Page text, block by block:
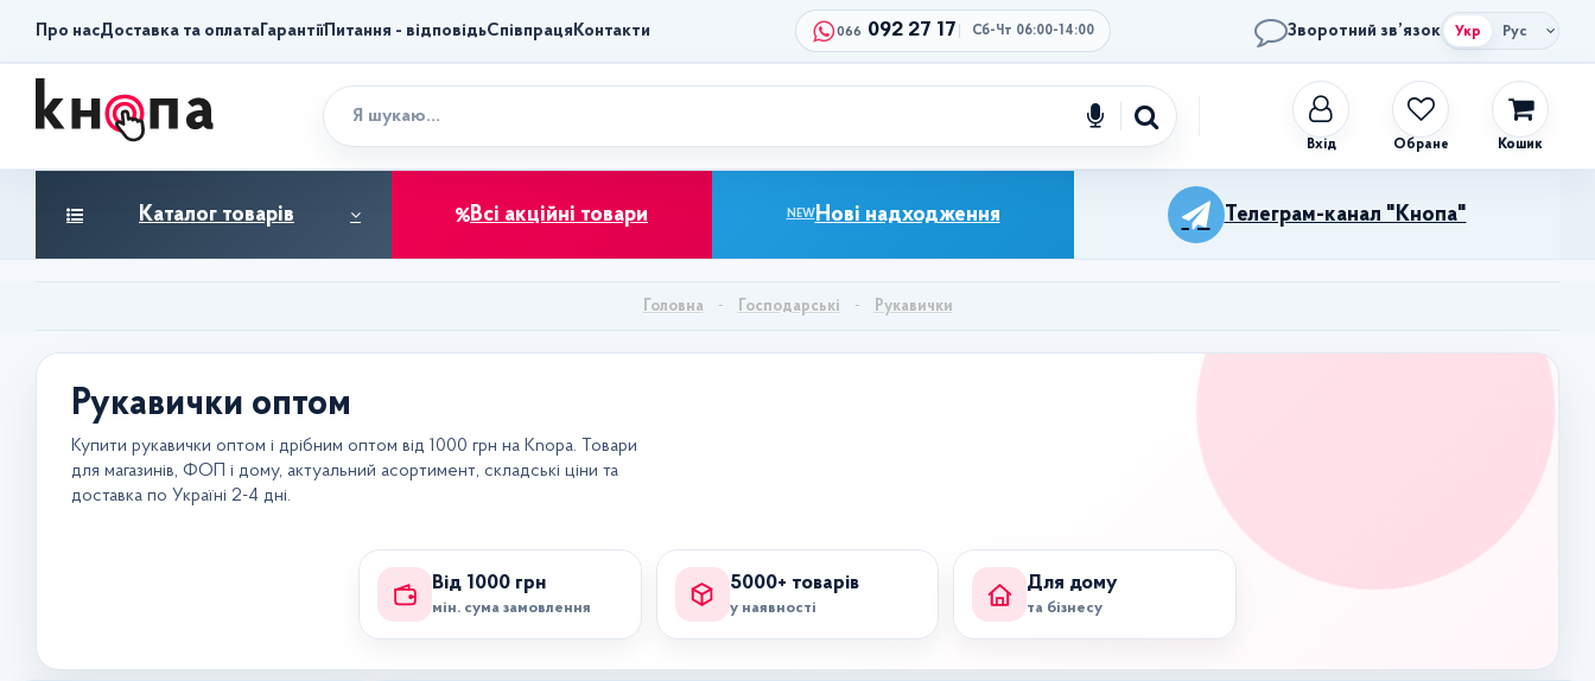
Про насДоставка та оплата ГарантіїПитання - відповідьСпівпраця Контакти 066 092 27 17 Сб-Чт 06:00-14:00 Зворотний зв’язок Укр Рус
Обране Кошик
Каталог товарів Всі акційні товари NEWНові надходження Телеграм-канал "Кнопа"
Головна Господарські Рукавички
Рукавички оптом
Купити рукавички оптом і дрібним оптом від 1000 грн на Knopa. Товари
для магазинів, ФОП і дому, актуальний асортимент, складські ціни та
доставка по Україні 2-4 дні.
Від 1000 грн
мін. сума замовлення
5000+ товарів
у наявності
Для дому
та бізнесу